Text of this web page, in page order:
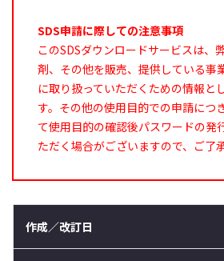
SDS申請に際しての注意事項
このSDSダウンロードサービスは、
剤、その他を販売、提供している事
に取り扱っていただくための情報と
す。その他の使用目的での申請につ
て使用目的の確認後パスワードの発
ただく場合がございますので、ご了
作成／改訂日